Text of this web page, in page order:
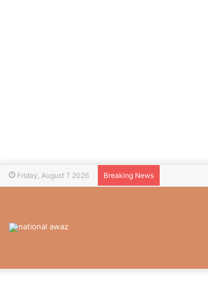
Friday, August 7 2026 Breaking News